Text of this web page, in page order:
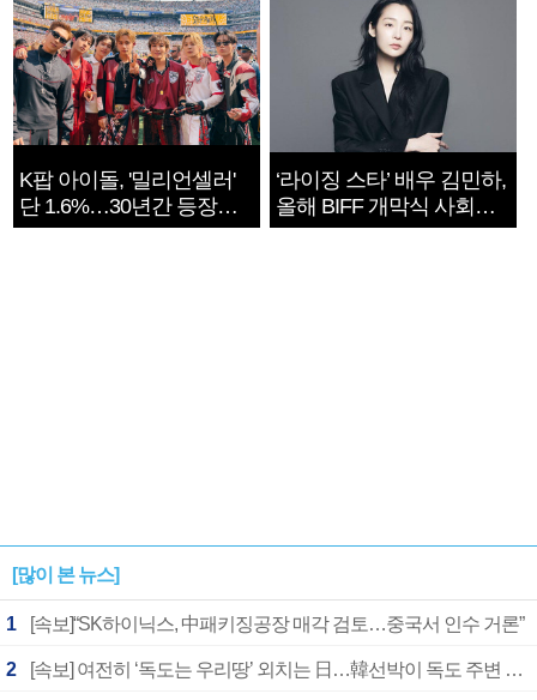
K팝 아이돌, '밀리언셀러'
단 1.6%…30년간 등장
1182개팀 전수조사
‘라이징 스타’ 배우 김민하,
올해 BIFF 개막식 사회자
확정
[많이 본 뉴스]
1 [속보]“SK하이닉스, 中패키징공장 매각 검토…중국서 인수 거론”
2 [속보] 여전히 ‘독도는 우리땅’ 외치는 日…韓선박이 독도 주변 해양조사 활동하자 반발